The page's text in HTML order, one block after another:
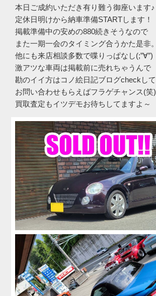
本日ご成約いただき有り難う御座います♪
定休日明けから納車準備STARTします！
掲載準備中の安めの880続きそうなので
また一期一会のタイミング合うかた是非。
他にも来店相談多数で喋りっぱなし(;”∀”)
激アツな車両は掲載前に売れちゃうんで
勘のイイ方はコノ絵日記ブログcheckして
お問い合わせもらえばフラゲチャンス(笑)
買取査定もイツデモお待ちしてますよ～